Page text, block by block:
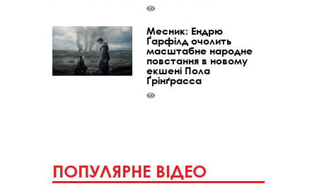
Месник: Ендрю
Ґарфілд очолить
масштабне народне
повстання в новому
екшені Пола
Ґрінґрасса
ПОПУЛЯРНЕ ВІДЕО